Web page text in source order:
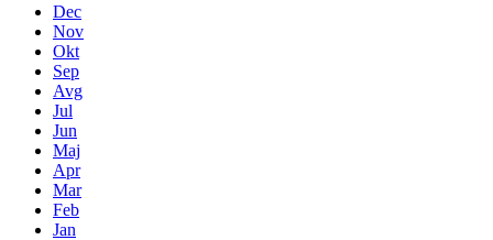
Dec
Nov
Okt
Sep
Avg
Jul
Jun
Maj
Apr
Mar
Feb
Jan